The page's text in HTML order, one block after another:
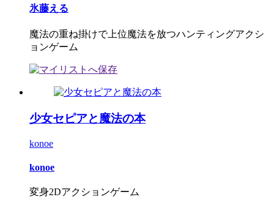
氷藤える
魔法の重ね掛けで上位魔法を放つハンティングアクシ
ョンゲーム
少女セピアと魔法の本
konoe
konoe
変身2Dアクションゲーム